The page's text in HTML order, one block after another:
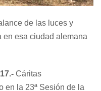
de las luces y
en esa ciudad alemana
Cáritas
en la 23ª Sesión de la